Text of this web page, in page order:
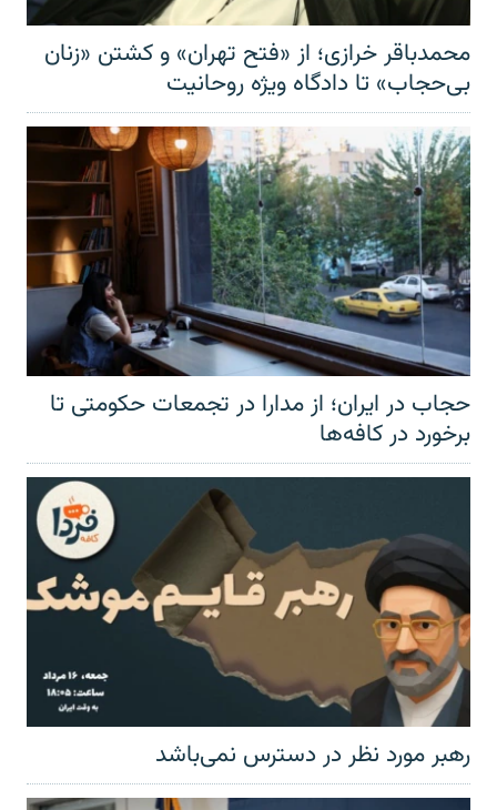
محمدباقر خرازی؛ از «فتح تهران» و کشتن «زنان
بی‌حجاب» تا دادگاه ویژه روحانیت
حجاب در ایران؛ از مدارا در تجمعات حکومتی تا
برخورد در کافه‌ها
رهبر مورد نظر در دسترس نمی‌باشد